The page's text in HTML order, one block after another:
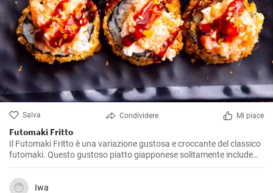
Salva Condividere Mi piace
Futomaki Fritto
Il Futomaki Fritto è una variazione gustosa e croccante del classico
futomaki. Questo gustoso piatto giapponese solitamente include
pesce, verdure e riso avvolti in un sottile strato di alga nori, il tutto
fritto per dargli una croccantezza unica. Ideale per un pranzo o una
cena speciale, la preparazione non richiede molto tempo e l'esito
Iwa